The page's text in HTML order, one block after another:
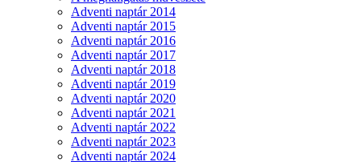
Adventi naptár 2014
Adventi naptár 2015
Adventi naptár 2016
Adventi naptár 2017
Adventi naptár 2018
Adventi naptár 2019
Adventi naptár 2020
Adventi naptár 2021
Adventi naptár 2022
Adventi naptár 2023
Adventi naptár 2024